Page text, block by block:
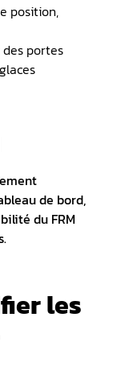
position,
portes
de bord,
du FRM
les